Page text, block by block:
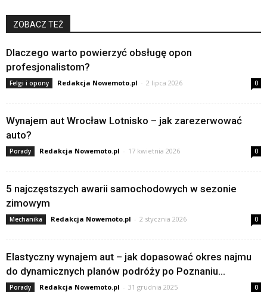
ZOBACZ TEŻ
Dlaczego warto powierzyć obsługę opon
profesjonalistom?
Felgi i opony Redakcja Nowemoto.pl - 2 lipca 2026 0
Wynajem aut Wrocław Lotnisko – jak zarezerwować
auto?
Porady Redakcja Nowemoto.pl - 17 kwietnia 2026 0
5 najczęstszych awarii samochodowych w sezonie
zimowym
Mechanika Redakcja Nowemoto.pl - 2 stycznia 2026 0
Elastyczny wynajem aut – jak dopasować okres najmu
do dynamicznych planów podróży po Poznaniu...
Porady Redakcja Nowemoto.pl - 31 grudnia 2025 0